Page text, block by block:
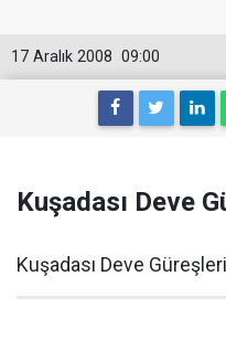
09:00
17 Aralık 2008
Kuşadası Deve
Kuşadası Deve